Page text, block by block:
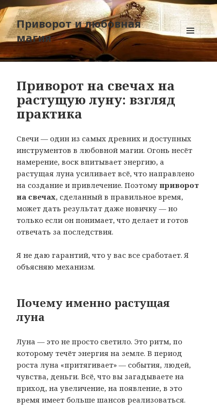
Приворот и любовная
магия
МЕНЮ
И
ВИДЖЕТЫ
Приворот на свечах на
растущую луну: взгляд
практика
Свечи — один из самых древних и доступных
инструментов в любовной магии. Огонь несёт
намерение, воск впитывает энергию, а
растущая луна усиливает всё, что направлено
на создание и привлечение. Поэтомуприворот
на свечах, сделанный в правильное время,
может дать результат даже новичку — но
только если он понимает, что делает и готов
отвечать за последствия.
Я не даю гарантий, что у вас все сработает. Я
объясняю механизм.
Почему именно растущая
луна
Луна — это не просто светило. Это ритм, по
которому течёт энергия на земле. В период
роста луна «притягивает» — события, людей,
чувства, деньги. Всё, что вы загадываете на
приход, на увеличение, на появление, в это
время имеет больше шансов реализоваться.